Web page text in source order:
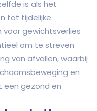
is als het
tot tijdelijke
gewichtsverlies
om te streven
van afvallen, waarbij
en
gezond en